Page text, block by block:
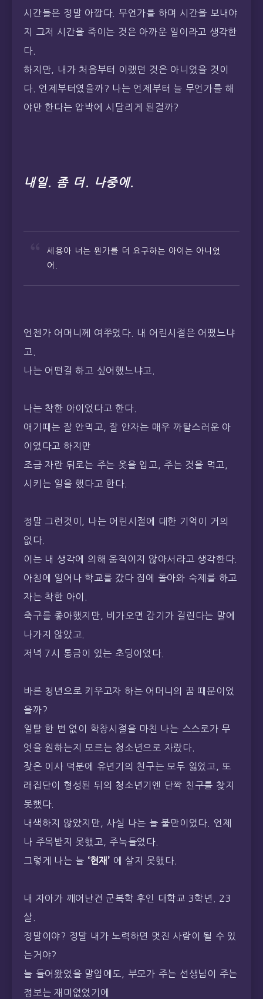
시간들은 정말 아깝다. 무언가를 하며 시간을 보내야
지 그저 시간을 죽이는 것은 아까운 일이라고 생각한
다.
하지만, 내가 처음부터 이랬던 것은 아니었을 것이
다. 언제부터였을까? 나는 언제부터 늘 무언가를 해
야만 한다는 압박에 시달리게 된걸까?
내일. 좀 더. 나중에.
세용아 너는 뭔가를 더 요구하는 아이는 아니었
어.
언젠가 어머니께 여쭈었다. 내 어린시절은 어땠느냐
고.
나는 어떤걸 하고 싶어했느냐고.
나는 착한 아이었다고 한다.
애기때는 잘 안먹고, 잘 안자는 매우 까탈스러운 아
이었다고 하지만
조금 자란 뒤로는 주는 옷을 입고, 주는 것을 먹고,
시키는 일을 했다고 한다.
정말 그런것이, 나는 어린시절에 대한 기억이 거의
없다.
이는 내 생각에 의해 움직이지 않아서라고 생각한다.
아침에 일어나 학교를 갔다 집에 돌아와 숙제를 하고
자는 착한 아이.
축구를 좋아했지만, 비가오면 감기가 걸린다는 말에
나가지 않았고.
저녁 7시 통금이 있는 초딩이었다.
바른 청년으로 키우고자 하는 어머니의 꿈 때문이었
을까?
일탈 한 번 없이 학창시절을 마친 나는 스스로가 무
엇을 원하는지 모르는 청소년으로 자랐다.
잦은 이사 덕분에 유년기의 친구는 모두 잃었고, 또
래집단이 형성된 뒤의 청소년기엔 단짝 친구를 찾지
못했다.
내색하지 않았지만, 사실 나는 늘 불만이었다. 언제
나 주목받지 못했고, 주눅들었다.
그렇게 나는 늘 ‘현재’ 에 살지 못했다.
내 자아가 깨어난건 군복학 후인 대학교 3학년. 23
살.
정말이야? 정말 내가 노력하면 멋진 사람이 될 수 있
는거야?
늘 들어왔었을 말임에도, 부모가 주는 선생님이 주는
정보는 재미없었기에